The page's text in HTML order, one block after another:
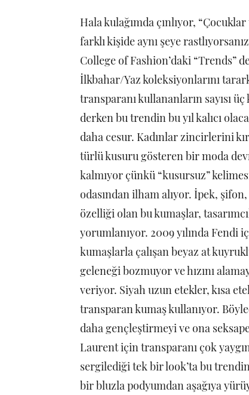
Hala kulağımda çınlıyor,
farklı kişide aynı şeye
College of Fashion’daki “Trends”
İlkbahar/Yaz koleksiyonlarını
transparanı kullananların sayısı
derken bu trendin bu yıl kalıcı
daha cesur. Kadınlar zincirlerini
türlü kusuru gösteren bir moda
kalmıyor çünkü “kusursuz”
odasından ilham alıyor. İpek,
özelliği olan bu kumaşlar,
yorumlanıyor. 2009 yılında Fendi
kumaşlarla çalışan beyaz at
geleneği bozmuyor ve hızını
veriyor. Siyah uzun etekler, kısa
transparan kumaş kullanıyor.
daha gençleştirmeyi ve ona
Laurent için transparanı çok
sergilediği tek bir look’ta bu
bir bluzla podyumdan aşağıya